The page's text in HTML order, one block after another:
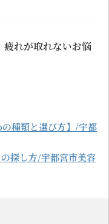
れが取れないお悩
種類と選び方】/宇都
探し方/宇都宮市美容